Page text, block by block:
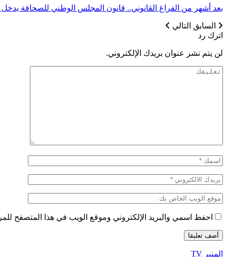
بعد أشهر من الفراغ القانوني.. قانون المجلس الوطني للصحافة يدخل
السابق التالي
اترك رد
لن يتم نشر عنوان بريدك الإلكتروني.
احفظ اسمي والبريد الإلكتروني وموقع الويب في هذا المتصفح
المنبر TV